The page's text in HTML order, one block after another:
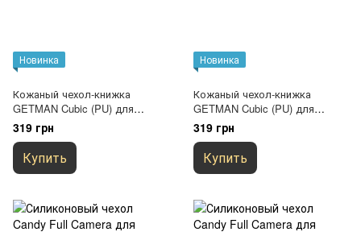
Новинка
Кожаный чехол-книжка
GETMAN Cubic (PU) для
Xiaomi Redmi 12 Синий
319 грн
Купить
Новинка
Кожаный чехол-книжка
GETMAN Cubic (PU) для
Xiaomi Redmi 12 Черный
319 грн
Купить